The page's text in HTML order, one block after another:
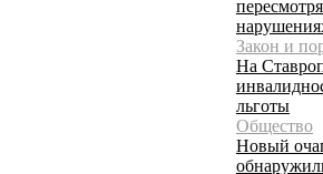
Закон и
На
льготы
Общество
Новый